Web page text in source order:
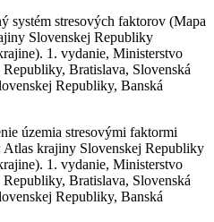
systém stresových faktorov (Mapa
Slovenskej Republiky
1. vydanie, Ministerstvo
Bratislava, Slovenská
Republiky, Banská
územia stresovými faktormi
krajiny Slovenskej Republiky
1. vydanie, Ministerstvo
Bratislava, Slovenská
Republiky, Banská